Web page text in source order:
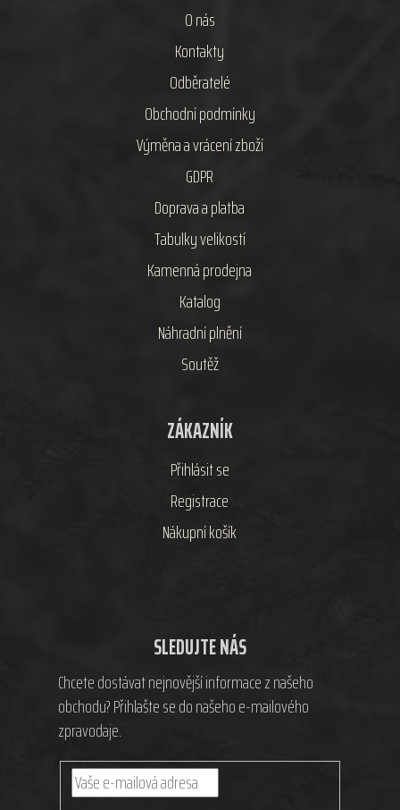
O nás
Kontakty
Odběratelé
Obchodní podmínky
Výměna a vrácení zboží
GDPR
Doprava a platba
Tabulky velikostí
Kamenná prodejna
Katalog
Náhradní plnění
Soutěž
ZÁKAZNÍK
Přihlásit se
Registrace
Nákupní košík
SLEDUJTE NÁS
Chcete dostávat nejnovější informace z našeho
obchodu? Přihlašte se do našeho e-mailového
zpravodaje.